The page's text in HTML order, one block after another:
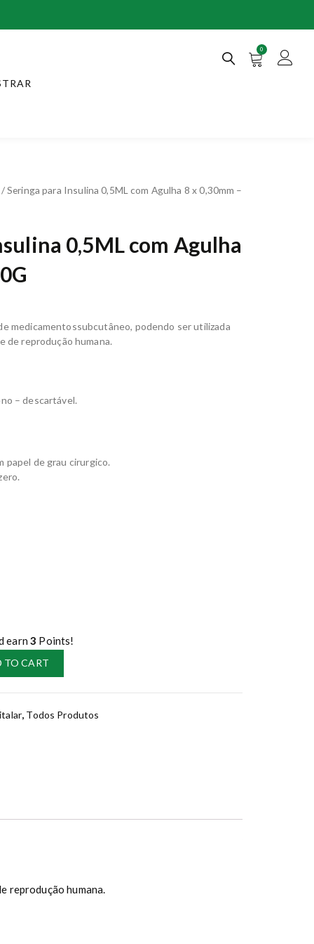
0
Seringa para Insulina 0,5ML com Agulha 8 x 0,30mm –
0,5ML com Agulha
medicamentossubcutâneo, podendo ser utilizada
de reprodução humana.
– descartável.
papel de grau cirurgico.
earn3 Points!
TO CART
, Todos Produtos
reprodução humana.